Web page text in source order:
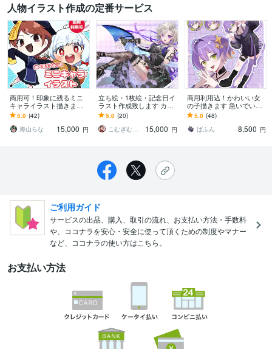
人物イラスト作成の定番サービス
商用可！印象に残るミニ
キャライラスト描きます
配信・動画・グッズに！
用途に合わせて選べる、
高品質な3プラン
5.0 (42)
海山らな
15,000 円
立ち絵・1枚絵・記念日イ
ラスト作成致します カッ
コイイ可愛い美しい！表
情差分などお任せくださ
い！
5.0 (20)
こむぎむぎ太郎
15,000 円
商用利用込！かわいい女
の子描きます 急いでいる
方必見！最短3日程度で納
品できます！
5.0 (48)
ばふん
8,500 円
ご利用ガイド
サービスの出品、購入、取引の流れ、お支払い方法・手数料
や、ココナラを安心・安全に使って頂くための制度やマナー
など、ココナラの使い方はこちら。
お支払い方法